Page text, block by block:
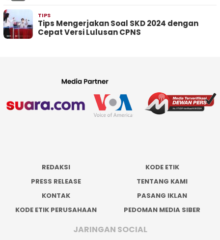
TIPS
Tips Mengerjakan Soal SKD 2024 dengan
Cepat Versi Lulusan CPNS
REDAKSI
KODE ETIK
PRESS RELEASE
TENTANG KAMI
KONTAK
PASANG IKLAN
KODE ETIK PERUSAHAAN
PEDOMAN MEDIA SIBER
JARINGAN SOCIAL